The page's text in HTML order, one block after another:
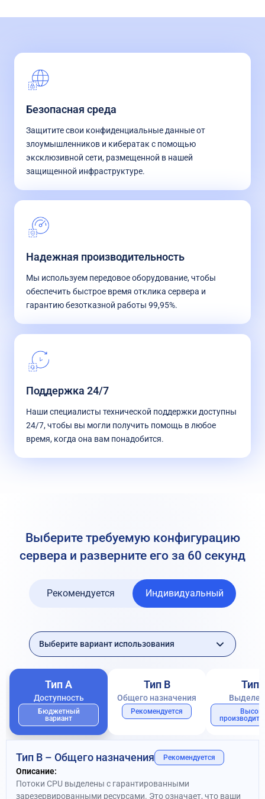
Безопасная среда
Защитите свои конфиденциальные данные от
злоумышленников и кибератак с помощью
эксклюзивной сети, размещенной в нашей
защищенной инфраструктуре.
Надежная производительность
Мы используем передовое оборудование, чтобы
обеспечить быстрое время отклика сервера и
гарантию безотказной работы 99,95%.
Поддержка 24/7
Наши специалисты технической поддержки доступны
24/7, чтобы вы могли получить помощь в любое
время, когда она вам понадобится.
Выберите требуемую конфигурацию
сервера и разверните его за 60 секунд
Рекомендуется Индивидуальный
Тип A
Доступность
Бюджетный
вариант
Тип B
Общего назначения
Рекомендуется
Тип
Тип B – Общего назначения Рекомендуется
Описание:
Потоки CPU выделены с гарантированными
зарезервированными ресурсами. Это означает, что ваши